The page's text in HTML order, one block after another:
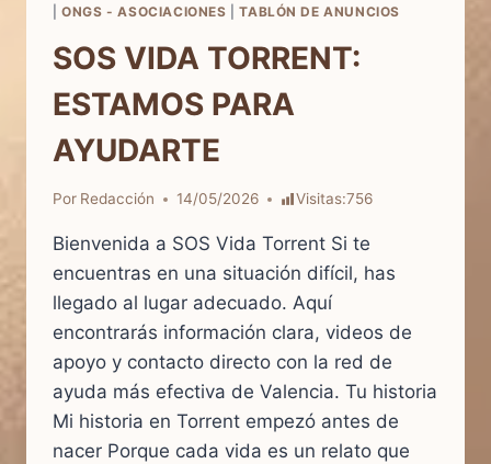
|ONGS - ASOCIACIONES |TABLÓN DE ANUNCIOS
SOS VIDA TORRENT:
ESTAMOS PARA
AYUDARTE
Por Redacción 14/05/2026 Visitas:756
Bienvenida a SOS Vida Torrent Si te
encuentras en una situación difícil, has
llegado al lugar adecuado. Aquí
encontrarás información clara, videos de
apoyo y contacto directo con la red de
ayuda más efectiva de Valencia. Tu historia
Mi historia en Torrent empezó antes de
nacer Porque cada vida es un relato que